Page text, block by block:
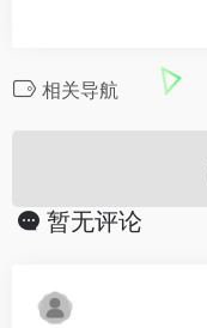
相关导航
暂无评论